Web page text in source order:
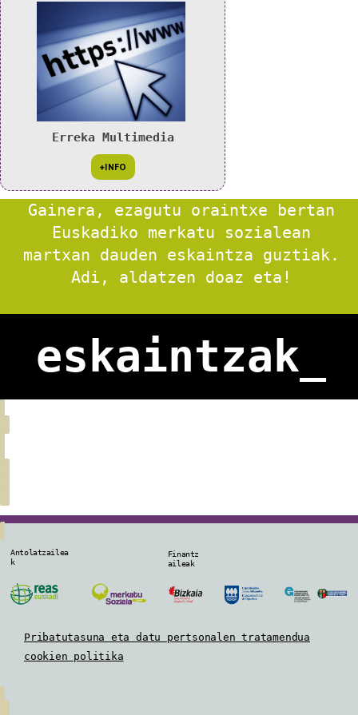
Erreka Multimedia
Gainera, ezagutu oraintxe bertan
Euskadiko merkatu sozialean
martxan dauden eskaintza guztiak.
Adi, aldatzen doaz eta!
eskaintzak_
Antolatzailea
k
Finantz
aileak
Pribatutasuna eta datu pertsonalen tratamendua
cookien politika